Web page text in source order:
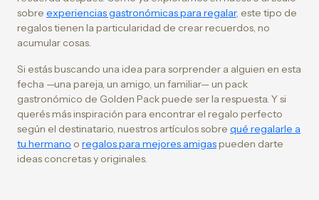
sobre experiencias gastronómicas para regalar, este tipo de
regalos tienen la particularidad de crear recuerdos, no
acumular cosas.
Si estás buscando una idea para sorprender a alguien en esta
fecha —una pareja, un amigo, un familiar— un pack
gastronómico de Golden Pack puede ser la respuesta. Y si
querés más inspiración para encontrar el regalo perfecto
según el destinatario, nuestros artículos sobre qué regalarle a
tu hermano o regalos para mejores amigaspueden darte
ideas concretas y originales.